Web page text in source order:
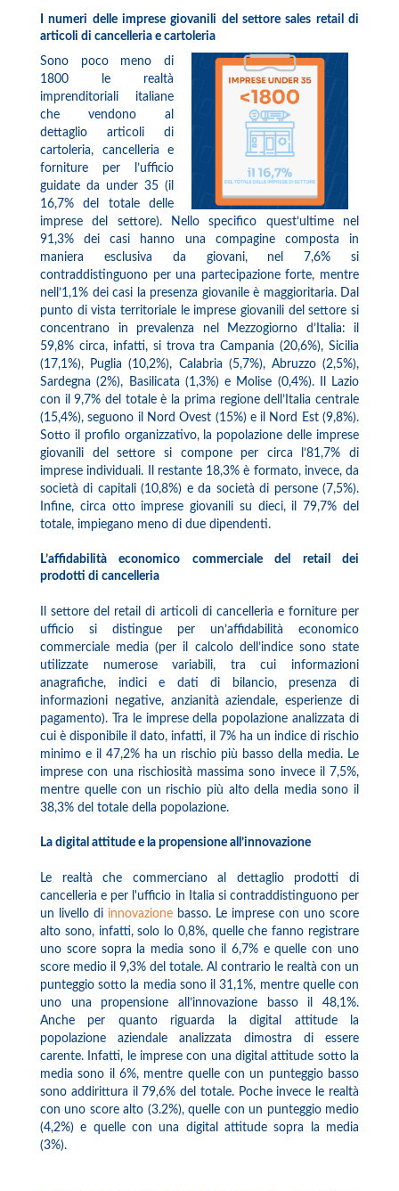
I numeri delle imprese giovanili del settore sales retail di
articoli di cancelleria e cartoleria
Sono poco meno di
1800 le realtà
imprenditoriali italiane
che vendono al
dettaglio articoli di
cartoleria, cancelleria e
forniture per l’ufficio
guidate da under 35 (il
16,7% del totale delle
imprese del settore). Nello specifico quest’ultime nel
91,3% dei casi hanno una compagine composta in
maniera esclusiva da giovani, nel 7,6% si
contraddistinguono per una partecipazione forte, mentre
nell’1,1% dei casi la presenza giovanile è maggioritaria. Dal
punto di vista territoriale le imprese giovanili del settore si
concentrano in prevalenza nel Mezzogiorno d’Italia: il
59,8% circa, infatti, si trova tra Campania (20,6%), Sicilia
(17,1%), Puglia (10,2%), Calabria (5,7%), Abruzzo (2,5%),
Sardegna (2%), Basilicata (1,3%) e Molise (0,4%). Il Lazio
con il 9,7% del totale è la prima regione dell’Italia centrale
(15,4%), seguono il Nord Ovest (15%) e il Nord Est (9,8%).
Sotto il profilo organizzativo, la popolazione delle imprese
giovanili del settore si compone per circa l’81,7% di
imprese individuali. Il restante 18,3% è formato, invece, da
società di capitali (10,8%) e da società di persone (7,5%).
Infine, circa otto imprese giovanili su dieci, il 79,7% del
totale, impiegano meno di due dipendenti.
L’affidabilità economico commerciale del retail dei
prodotti di cancelleria
Il settore del retail di articoli di cancelleria e forniture per
ufficio si distingue per un’affidabilità economico
commerciale media (per il calcolo dell’indice sono state
utilizzate numerose variabili, tra cui informazioni
anagrafiche, indici e dati di bilancio, presenza di
informazioni negative, anzianità aziendale, esperienze di
pagamento). Tra le imprese della popolazione analizzata di
cui è disponibile il dato, infatti, il 7% ha un indice di rischio
minimo e il 47,2% ha un rischio più basso della media. Le
imprese con una rischiosità massima sono invece il 7,5%,
mentre quelle con un rischio più alto della media sono il
38,3% del totale della popolazione.
La digital attitude e la propensione all’innovazione
Le realtà che commerciano al dettaglio prodotti di
cancelleria e per l'ufficio in Italia si contraddistinguono per
un livello di innovazione basso. Le imprese con uno score
alto sono, infatti, solo lo 0,8%, quelle che fanno registrare
uno score sopra la media sono il 6,7% e quelle con uno
score medio il 9,3% del totale. Al contrario le realtà con un
punteggio sotto la media sono il 31,1%, mentre quelle con
uno una propensione all’innovazione basso il 48,1%.
Anche per quanto riguarda la digital attitude la
popolazione aziendale analizzata dimostra di essere
carente. Infatti, le imprese con una digital attitude sotto la
media sono il 6%, mentre quelle con un punteggio basso
sono addirittura il 79,6% del totale. Poche invece le realtà
con uno score alto (3.2%), quelle con un punteggio medio
(4,2%) e quelle con una digital attitude sopra la media
(3%).